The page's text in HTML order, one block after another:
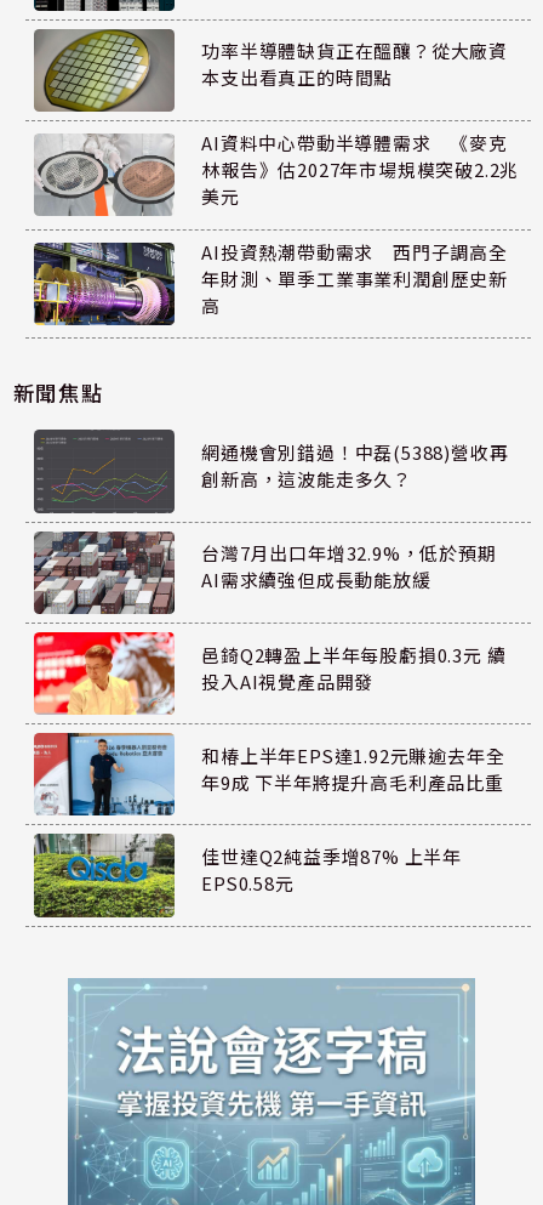
功率半導體缺貨正在醞釀？從大廠資
本支出看真正的時間點
AI資料中心帶動半導體需求 《麥克
林報告》估2027年市場規模突破2.2兆
美元
AI投資熱潮帶動需求 西門子調高全
年財測、單季工業事業利潤創歷史新
高
新聞焦點
網通機會別錯過！中磊(5388)營收再
創新高，這波能走多久？
台灣7月出口年增32.9%，低於預期
AI需求續強但成長動能放緩
邑錡Q2轉盈上半年每股虧損0.3元 續
投入AI視覺產品開發
和椿上半年EPS達1.92元賺逾去年全
年9成 下半年將提升高毛利產品比重
佳世達Q2純益季增87% 上半年
EPS0.58元